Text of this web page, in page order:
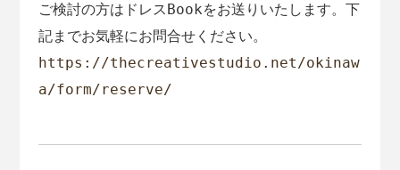
ご検討の方はドレスBookをお送りいたします。下
記までお気軽にお問合せください。
https://thecreativestudio.net/okinaw
a/form/reserve/